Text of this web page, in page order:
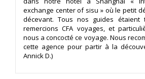
exchange center of sisu » où le petit
décevant. Tous nos guides étaient
remercions CFA voyages, et
nous a concocté ce voyage. Nous
cette agence pour partir à la
Annick D.)